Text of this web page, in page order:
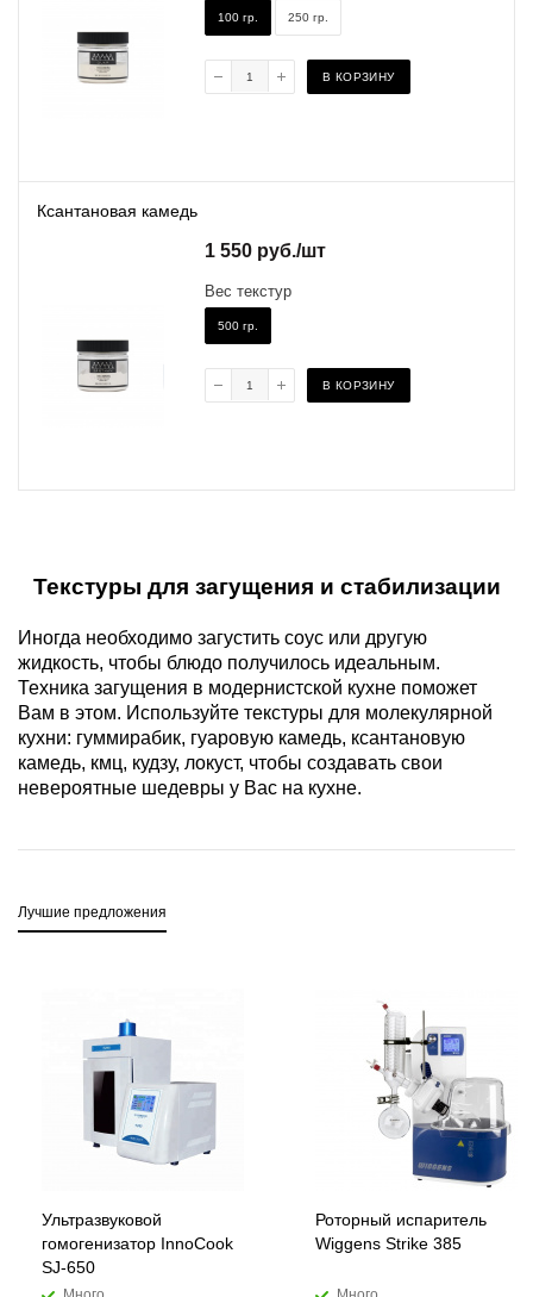
100 гр. 250 гр.
В КОРЗИНУ
Ксантановая камедь
1 550 руб./шт
Вес текстур
500 гр.
В КОРЗИНУ
Текстуры для загущения и стабилизации
Иногда необходимо загустить соус или другую
жидкость, чтобы блюдо получилось идеальным.
Техника загущения в модернистской кухне поможет
Вам в этом. Используйте текстуры для молекулярной
кухни: гуммирабик, гуаровую камедь, ксантановую
камедь, кмц, кудзу, локуст, чтобы создавать свои
невероятные шедевры у Вас на кухне.
Лучшие предложения
Ультразвуковой
гомогенизатор InnoCook
SJ-650
Роторный испаритель
Wiggens Strike 385